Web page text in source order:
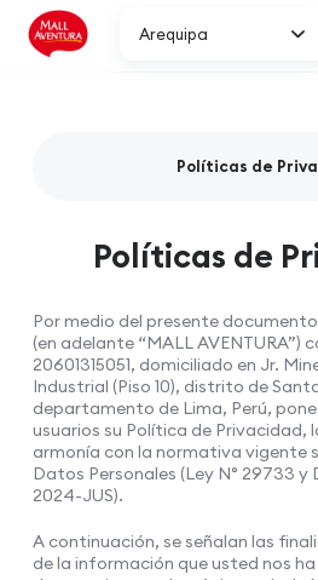
Arequipa
Políticas de
Políticas de
Por medio del presente
(en adelante “MALL AVENTURA”)
20601315051, domiciliado en Jr.
Industrial (Piso 10), distrito de
departamento de Lima, Perú,
usuarios su Política de Privacidad,
armonía con la normativa vigente
Datos Personales (Ley N° 29733 y
2024-JUS).
A continuación, se señalan las
de la información que usted nos